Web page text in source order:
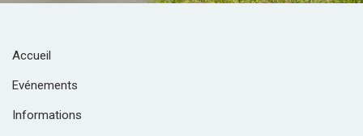
Accueil
Evénements
Informations